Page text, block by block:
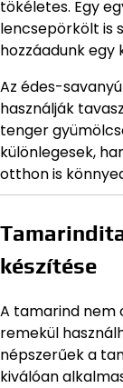
tökéletes. Egy
lencsepörkölt is
hozzáadunk
Az édes-
használják
tenger
különlegesek,
otthon is
készítése
A tamarind nem
remekül
népszerűek a
kiválóan